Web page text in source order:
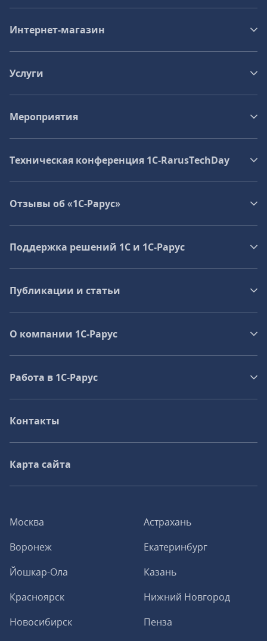
Москва
Астрахань
Воронеж
Екатеринбург
Йошкар-Ола
Казань
Красноярск
Нижний Новгород
Новосибирск
Пенза
Интернет-магазин
Услуги
Мероприятия
Техническая конференция 1C‑RarusTechDay
Отзывы об «1С-Рарус»
Поддержка решений 1С и 1С‑Рарус
Публикации и статьи
О компании 1C-Рарус
Работа в 1С‑Рарус
Контакты
Карта сайта